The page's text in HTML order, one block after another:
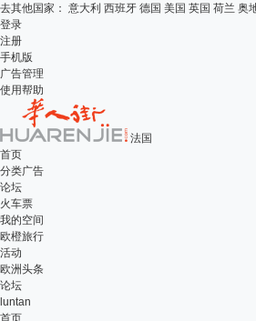
去其他国家： 意大利 西班牙 德国 美国 英国 荷兰 奥
登录
注册
手机版
广告管理
使用帮助
法国
首页
分类广告
论坛
火车票
我的空间
欧橙旅行
活动
欧洲头条
论坛
luntan
首页